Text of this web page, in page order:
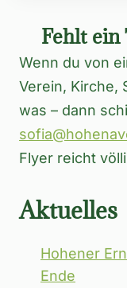
Fehlt ein
Wenn du von
Verein, Kirche,
was – dann
Flyer reicht
Aktuelles
Hohener
Ende